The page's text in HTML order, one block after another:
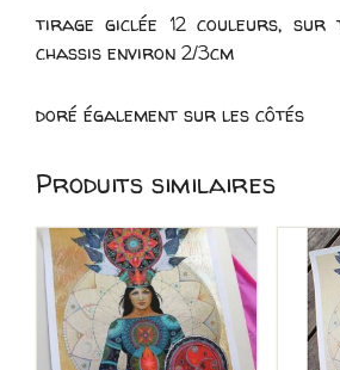
format
moyen
tirage giclée 12 couleurs, sur
chassis environ 2/3cm
doré également sur les côtés
Produits similaires